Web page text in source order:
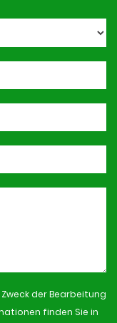
der Bearbeitung
finden Sie in